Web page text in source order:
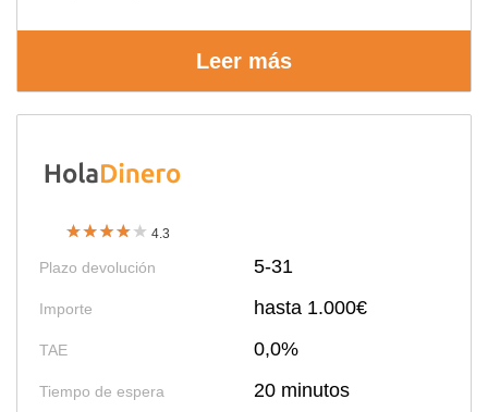
Leer más
4.3
Plazo devolución 5-31
Importe hasta 1.000€
TAE 0,0%
Tiempo de espera 20 minutos